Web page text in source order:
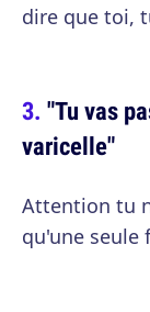
dire que toi,
"Tu vas
varicelle"
Attention tu
qu'une seule